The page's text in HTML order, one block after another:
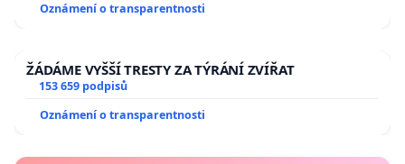
Oznámení o transparentnosti
ŽÁDÁME VYŠŠÍ TRESTY ZA TÝRÁNÍ ZVÍŘAT
153 659 podpisů
Oznámení o transparentnosti